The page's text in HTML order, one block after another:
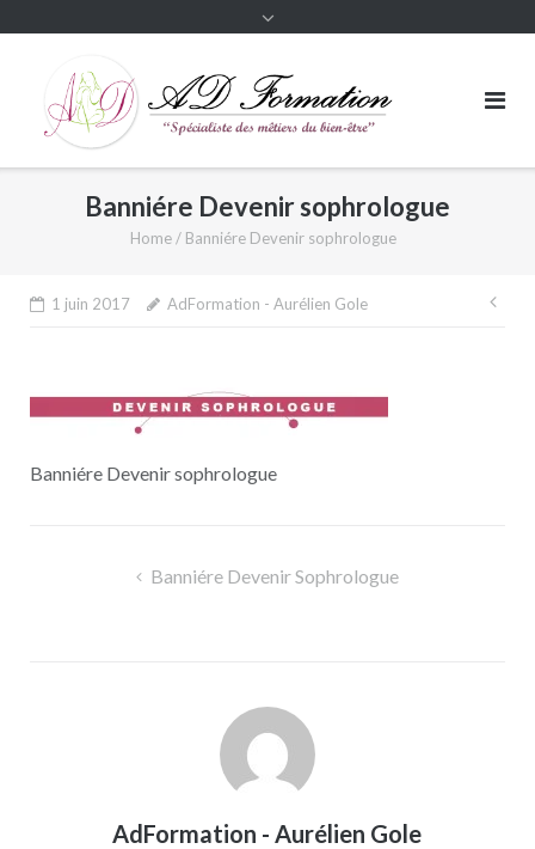
Banniére Devenir sophrologue
Home / Banniére Devenir sophrologue
1 juin 2017 AdFormation - Aurélien Gole
Banniére Devenir sophrologue
NavigationBanniére Devenir Sophrologue
AdFormation - Aurélien Gole